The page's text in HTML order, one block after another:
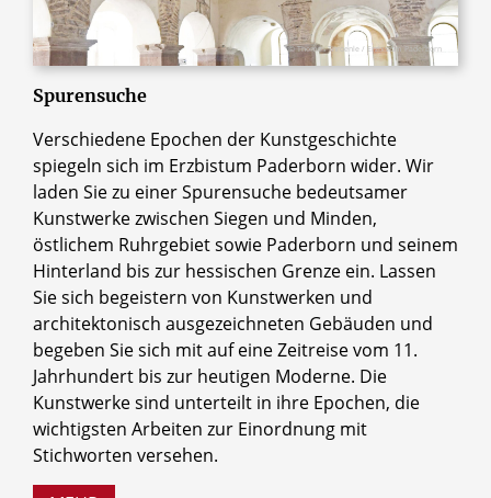
© Thomas Throenle / Erzbistum Paderborn
Spurensuche
Verschiedene Epochen der Kunstgeschichte
spiegeln sich im Erzbistum Paderborn wider. Wir
laden Sie zu einer Spurensuche bedeutsamer
Kunstwerke zwischen Siegen und Minden,
östlichem Ruhrgebiet sowie Paderborn und seinem
Hinterland bis zur hessischen Grenze ein. Lassen
Sie sich begeistern von Kunstwerken und
architektonisch ausgezeichneten Gebäuden und
begeben Sie sich mit auf eine Zeitreise vom 11.
Jahrhundert bis zur heutigen Moderne. Die
Kunstwerke sind unterteilt in ihre Epochen, die
wichtigsten Arbeiten zur Einordnung mit
Stichworten versehen.